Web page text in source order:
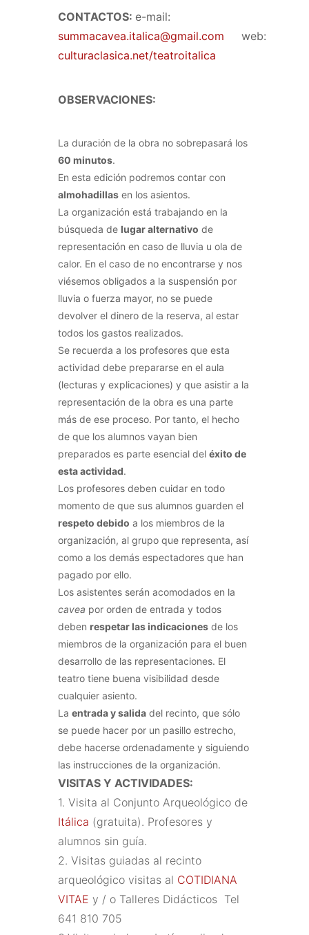
CONTACTOS: e-mail:
summacavea.italica@gmail.com web:
culturaclasica.net/teatroitalica
OBSERVACIONES:
La duración de la obra no sobrepasará los
60 minutos.
En esta edición podremos contar con
almohadillas en los asientos.
La organización está trabajando en la
búsqueda de lugar alternativo de
representación en caso de lluvia u ola de
calor. En el caso de no encontrarse y nos
viésemos obligados a la suspensión por
lluvia o fuerza mayor, no se puede
devolver el dinero de la reserva, al estar
todos los gastos realizados.
Se recuerda a los profesores que esta
actividad debe prepararse en el aula
(lecturas y explicaciones) y que asistir a la
representación de la obra es una parte
más de ese proceso. Por tanto, el hecho
de que los alumnos vayan bien
preparados es parte esencial del éxito de
esta actividad.
Los profesores deben cuidar en todo
momento de que sus alumnos guarden el
respeto debido a los miembros de la
organización, al grupo que representa, así
como a los demás espectadores que han
pagado por ello.
Los asistentes serán acomodados en la
cavea por orden de entrada y todos
deben respetar las indicaciones de los
miembros de la organización para el buen
desarrollo de las representaciones. El
teatro tiene buena visibilidad desde
cualquier asiento.
La entrada y salida del recinto, que sólo
se puede hacer por un pasillo estrecho,
debe hacerse ordenadamente y siguiendo
las instrucciones de la organización.
VISITAS Y ACTIVIDADES:
1. Visita al Conjunto Arqueológico de
Itálica (gratuita). Profesores y
alumnos sin guía.
2. Visitas guiadas al recinto
arqueológico visitas al COTIDIANA
VITAE y / o Talleres Didácticos Tel
641 810 705